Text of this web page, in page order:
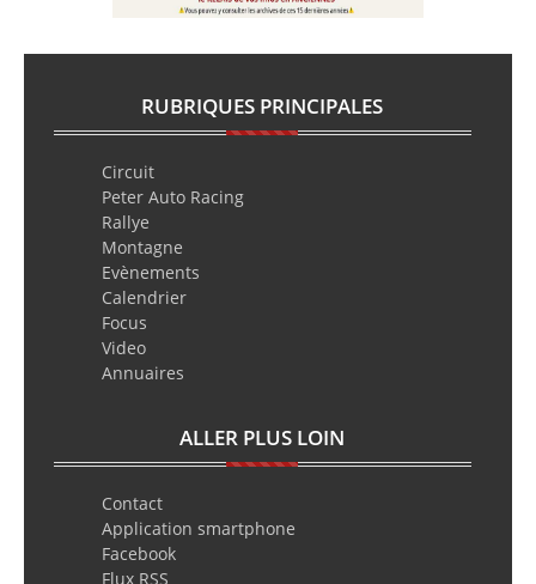
RUBRIQUES PRINCIPALES
Circuit
Peter Auto Racing
Rallye
Montagne
Evènements
Calendrier
Focus
Video
Annuaires
ALLER PLUS LOIN
Contact
Application smartphone
Facebook
Flux RSS